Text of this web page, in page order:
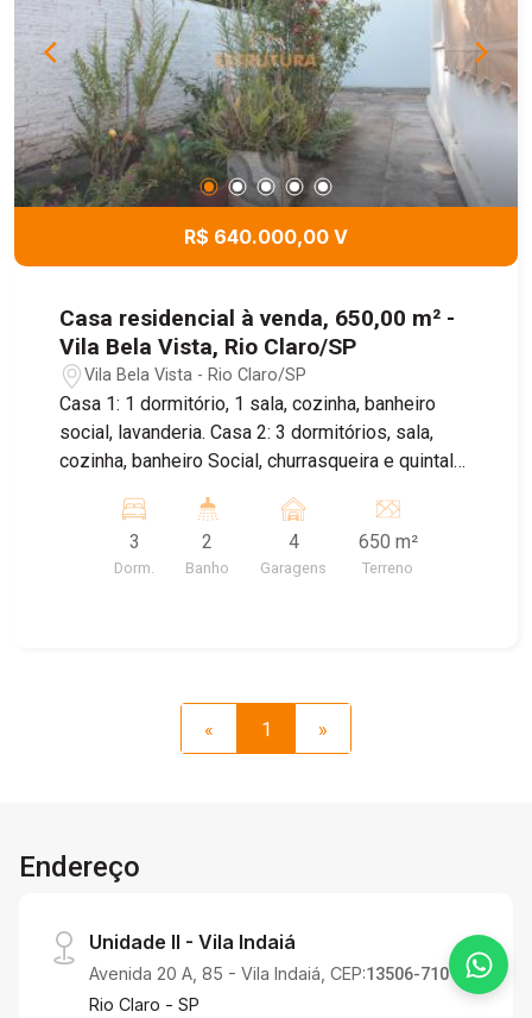
R$ 640.000,00 V
Casa residencial à venda, 650,00 m² -
Vila Bela Vista, Rio Claro/SP
Vila Bela Vista - Rio Claro/SP
Casa 1: 1 dormitório, 1 sala, cozinha, banheiro
social, lavanderia. Casa 2: 3 dormitórios, sala,
cozinha, banheiro Social, churrasqueira e quintal
Agende uma visita!
3
Dorm.
2
Banho
4
Garagens
650 m²
Terreno
« 1 »
Endereço
Unidade II - Vila Indaiá
Avenida 20 A, 85 - Vila Indaiá, CEP:13506-710
Rio Claro - SP